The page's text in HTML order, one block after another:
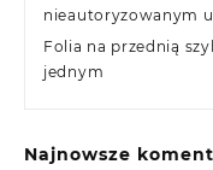
nieautoryzowanym
Folia na przednią
jednym
Najnowsze